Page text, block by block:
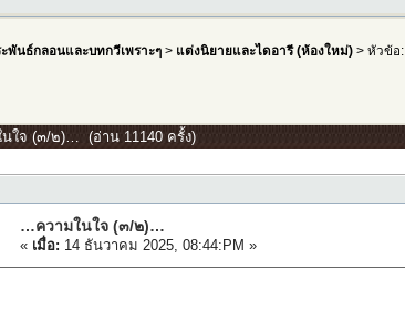
พันธ์กลอนและบทกวีเพราะๆ > แต่งนิยายและไดอารี (ห้องใหม่) > หัวข้อ:
ใจ (๓/๒)… (อ่าน 11140 ครั้ง)
…ความในใจ (๓/๒)…
« เมื่อ: 14 ธันวาคม 2025, 08:44:PM »